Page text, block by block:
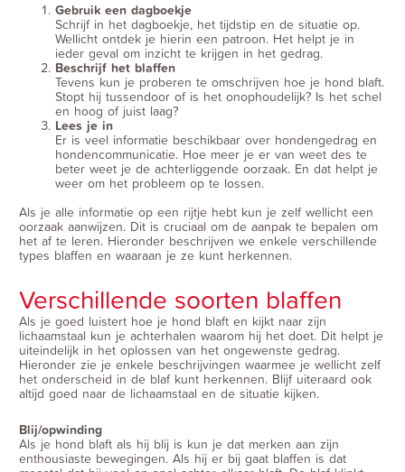
Gebruik een dagboekje
Schrijf in het dagboekje, het tijdstip en de situatie op.
Wellicht ontdek je hierin een patroon. Het helpt je in
ieder geval om inzicht te krijgen in het gedrag.
Beschrijf het blaffen
Tevens kun je proberen te omschrijven hoe je hond blaft.
Stopt hij tussendoor of is het onophoudelijk? Is het schel
en hoog of juist laag?
Lees je in
Er is veel informatie beschikbaar over hondengedrag en
hondencommunicatie. Hoe meer je er van weet des te
beter weet je de achterliggende oorzaak. En dat helpt je
weer om het probleem op te lossen.
Als je alle informatie op een rijtje hebt kun je zelf wellicht een
oorzaak aanwijzen. Dit is cruciaal om de aanpak te bepalen om
het af te leren. Hieronder beschrijven we enkele verschillende
types blaffen en waaraan je ze kunt herkennen.
Verschillende soorten blaffen
Als je goed luistert hoe je hond blaft en kijkt naar zijn
lichaamstaal kun je achterhalen waarom hij het doet. Dit helpt je
uiteindelijk in het oplossen van het ongewenste gedrag.
Hieronder zie je enkele beschrijvingen waarmee je wellicht zelf
het onderscheid in de blaf kunt herkennen. Blijf uiteraard ook
altijd goed naar de lichaamstaal en de situatie kijken.
Blij/opwinding
Als je hond blaft als hij blij is kun je dat merken aan zijn
enthousiaste bewegingen. Als hij er bij gaat blaffen is dat